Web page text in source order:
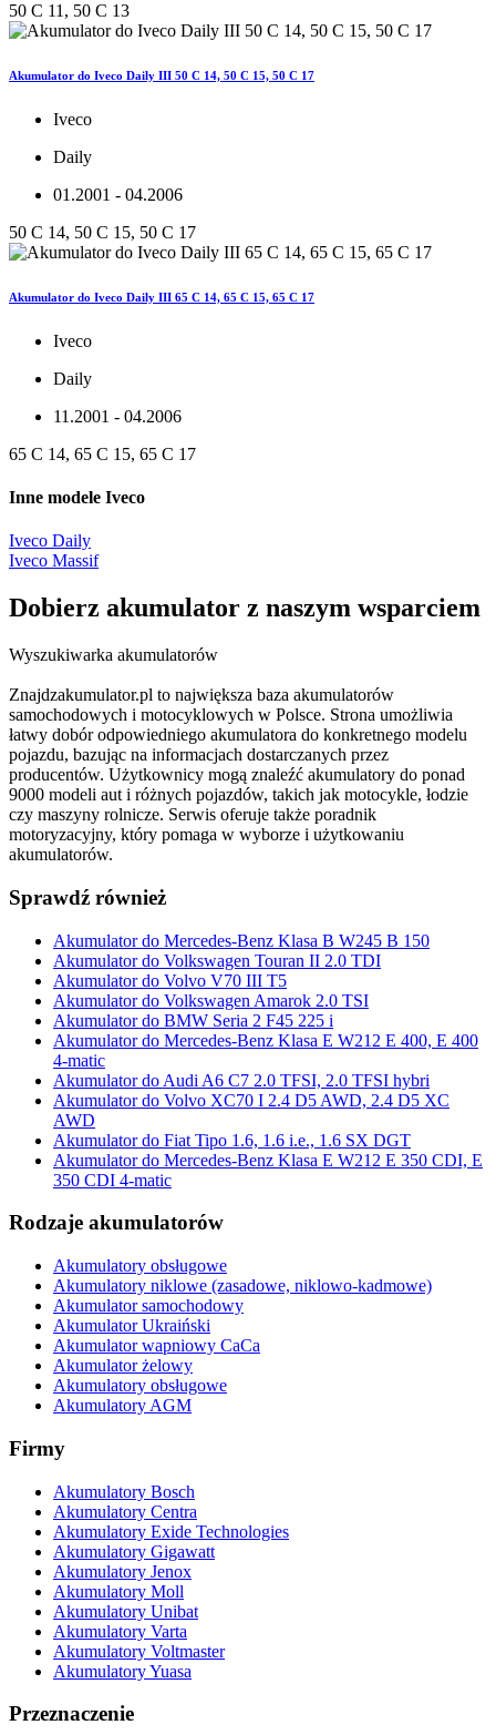
50 C 11, 50 C 13
Akumulator do Iveco Daily III 50 C 14, 50 C 15, 50 C 17
Iveco
Daily
01.2001 - 04.2006
50 C 14, 50 C 15, 50 C 17
Akumulator do Iveco Daily III 65 C 14, 65 C 15, 65 C 17
Iveco
Daily
11.2001 - 04.2006
65 C 14, 65 C 15, 65 C 17
Inne modele Iveco
Iveco Daily
Iveco Massif
Dobierz akumulator z naszym wsparciem
Wyszukiwarka akumulatorów
Znajdzakumulator.pl to największa baza akumulatorów
samochodowych i motocyklowych w Polsce. Strona umożliwia
łatwy dobór odpowiedniego akumulatora do konkretnego modelu
pojazdu, bazując na informacjach dostarczanych przez
producentów. Użytkownicy mogą znaleźć akumulatory do ponad
9000 modeli aut i różnych pojazdów, takich jak motocykle, łodzie
czy maszyny rolnicze. Serwis oferuje także poradnik
motoryzacyjny, który pomaga w wyborze i użytkowaniu
akumulatorów.
Sprawdź również
Akumulator do Mercedes-Benz Klasa B W245 B 150
Akumulator do Volkswagen Touran II 2.0 TDI
Akumulator do Volvo V70 III T5
Akumulator do Volkswagen Amarok 2.0 TSI
Akumulator do BMW Seria 2 F45 225 i
Akumulator do Mercedes-Benz Klasa E W212 E 400, E 400
4-matic
Akumulator do Audi A6 C7 2.0 TFSI, 2.0 TFSI hybri
Akumulator do Volvo XC70 I 2.4 D5 AWD, 2.4 D5 XC
AWD
Akumulator do Fiat Tipo 1.6, 1.6 i.e., 1.6 SX DGT
Akumulator do Mercedes-Benz Klasa E W212 E 350 CDI, E
350 CDI 4-matic
Rodzaje akumulatorów
Akumulatory obsługowe
Akumulatory niklowe (zasadowe, niklowo-kadmowe)
Akumulator samochodowy
Akumulator Ukraiński
Akumulator wapniowy CaCa
Akumulator żelowy
Akumulatory obsługowe
Akumulatory AGM
Firmy
Akumulatory Bosch
Akumulatory Centra
Akumulatory Exide Technologies
Akumulatory Gigawatt
Akumulatory Jenox
Akumulatory Moll
Akumulatory Unibat
Akumulatory Varta
Akumulatory Voltmaster
Akumulatory Yuasa
Przeznaczenie